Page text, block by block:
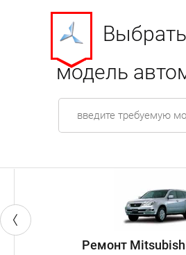
модель
Ремонт